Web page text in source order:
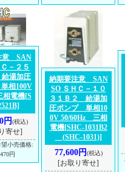
意 SAN
－２５
湯加圧
相100V
電機[S
円(税込)
寄せ]
望小売価格:
円
納期要注意 SAN
SO ＳＨＣ－１０
３１Ｂ２ 給湯加
圧ポンプ 単相10
0V 50/60Hz 三相
電機[SHC-1031B2
(SHC-1031)]
77,600円(税込)
[お取り寄せ]